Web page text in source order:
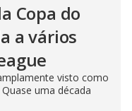
Copa do
a vários
visto como
uma década